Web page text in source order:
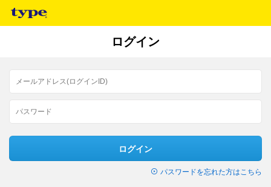
ログイン
ログイン
パスワードを忘れた方はこちら